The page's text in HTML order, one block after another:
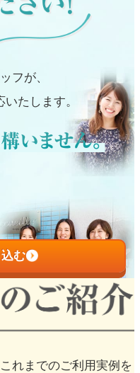
フが、
たします。
む
これまでのご利用実例を